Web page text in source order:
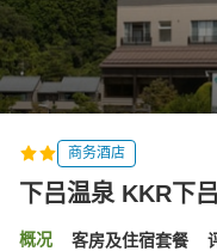
商务酒店
下吕温泉 KKR下
概况 客房及住宿套餐